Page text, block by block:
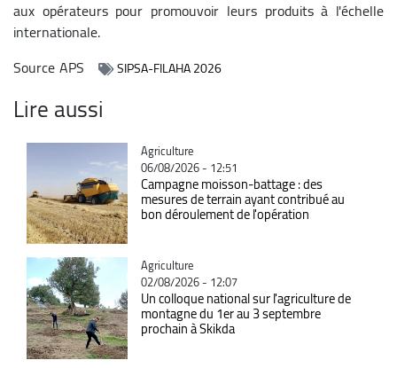
aux opérateurs pour promouvoir leurs produits à l'échelle
internationale.
SourceAPS SIPSA-FILAHA 2026
Lire aussi
Catégorie
Agriculture
06/08/2026 - 12:51
Campagne moisson-battage : des
mesures de terrain ayant contribué au
bon déroulement de l'opération
Catégorie
Agriculture
02/08/2026 - 12:07
Un colloque national sur l'agriculture de
montagne du 1er au 3 septembre
prochain à Skikda